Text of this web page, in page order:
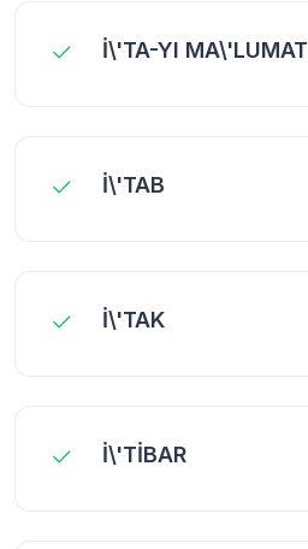
İ\'TA-YI MA\'LUMAT
İ\'TAB
İ\'TAK
İ\'TİBAR